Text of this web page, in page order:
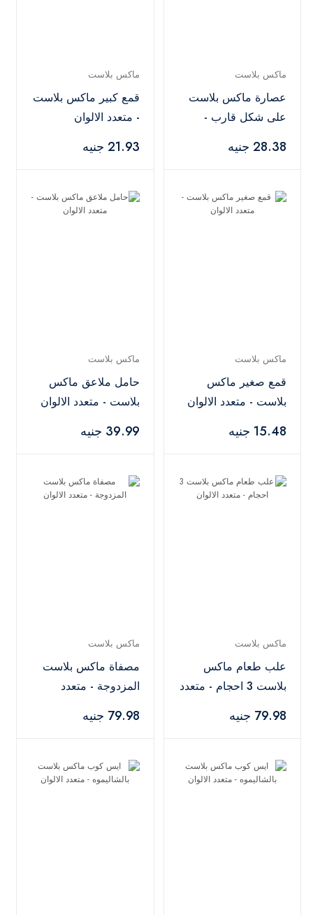
ماكس بلاست
عصارة ماكس بلاست
على شكل قارب -
28.38 جنيه
ماكس بلاست
قمع كبير ماكس بلاست
- متعدد الالوان
21.93 جنيه
ماكس بلاست
قمع صغير ماكس
بلاست - متعدد الالوان
15.48 جنيه
ماكس بلاست
حامل ملاعق ماكس
بلاست - متعدد الالوان
39.99 جنيه
ماكس بلاست
علب طعام ماكس
بلاست 3 احجام - متعدد
79.98 جنيه
ماكس بلاست
مصفاة ماكس بلاست
المزدوجة - متعدد
79.98 جنيه